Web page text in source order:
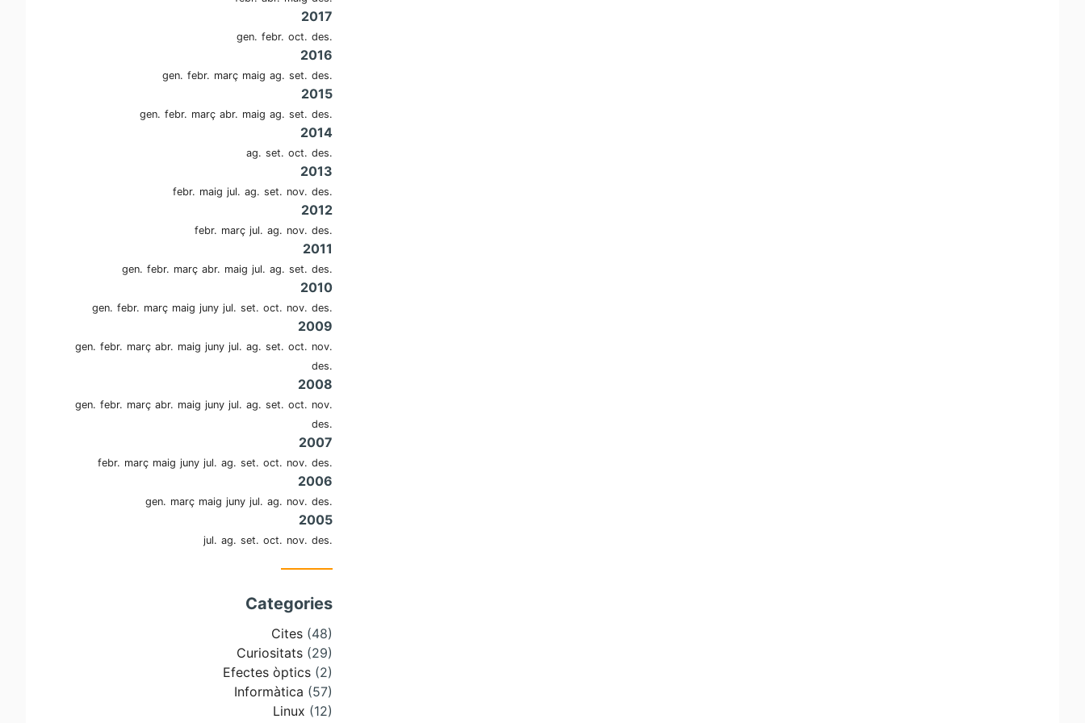
2017
gen. febr. oct. des.
2016
gen. febr. març maig ag. set. des.
2015
gen. febr. març abr. maig ag. set. des.
2014
ag. set. oct. des.
2013
febr. maig jul. ag. set. nov. des.
2012
febr. març jul. ag. nov. des.
2011
gen. febr. març abr. maig jul. ag. set. des.
2010
gen. febr. març maig juny jul. set. oct. nov. des.
2009
gen. febr. març abr. maig juny jul. ag. set. oct. nov.
des.
2008
gen. febr. març abr. maig juny jul. ag. set. oct. nov.
des.
2007
febr. març maig juny jul. ag. set. oct. nov. des.
2006
gen. març maig juny jul. ag. nov. des.
2005
jul. ag. set. oct. nov. des.
Categories
Cites (48)
Curiositats (29)
Efectes òptics (2)
Informàtica (57)
Linux (12)